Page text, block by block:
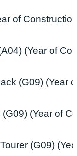
of
(Year of
(G09) (Year
(Year of
(G09)